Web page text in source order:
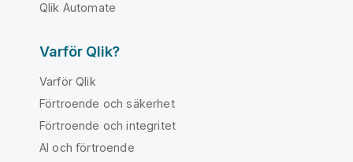
Qlik Automate
Varför Qlik?
Varför Qlik
Förtroende och säkerhet
Förtroende och integritet
AI och förtroende